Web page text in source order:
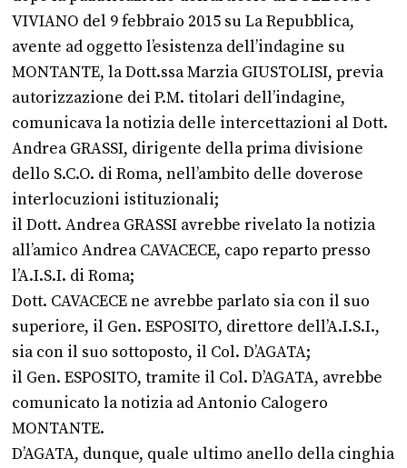
VIVIANO del 9 febbraio 2015 su La Repubblica,
avente ad oggetto l’esistenza dell’indagine su
MONTANTE, la Dott.ssa Marzia GIUSTOLISI, previa
autorizzazione dei P.M. titolari dell’indagine,
comunicava la notizia delle intercettazioni al Dott.
Andrea GRASSI, dirigente della prima divisione
dello S.C.O. di Roma, nell’ambito delle doverose
interlocuzioni istituzionali;
il Dott. Andrea GRASSI avrebbe rivelato la notizia
all’amico Andrea CAVACECE, capo reparto presso
l’A.I.S.I. di Roma;
Dott. CAVACECE ne avrebbe parlato sia con il suo
superiore, il Gen. ESPOSITO, direttore dell’A.I.S.I.,
sia con il suo sottoposto, il Col. D’AGATA;
il Gen. ESPOSITO, tramite il Col. D’AGATA, avrebbe
comunicato la notizia ad Antonio Calogero
MONTANTE.
D’AGATA, dunque, quale ultimo anello della cinghia